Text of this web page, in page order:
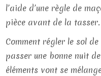
l’aide d’une règle de
pièce avant de la tasser.
Comment régler le sol
passer une bonne nuit
éléments vont se